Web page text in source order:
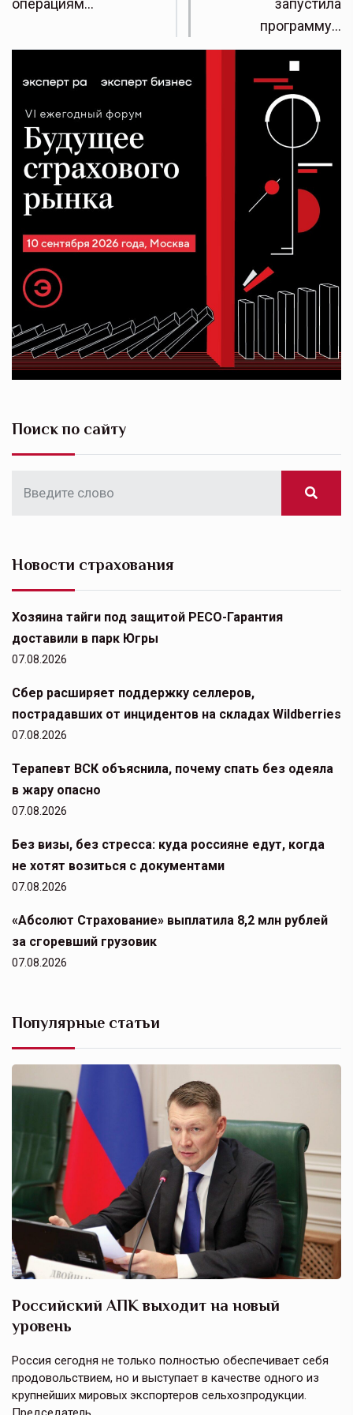
операциям…
запустила
программу…
Поиск по сайту
Новости страхования
Хозяина тайги под защитой РЕСО-Гарантия
доставили в парк Югры
07.08.2026
Сбер расширяет поддержку селлеров,
пострадавших от инцидентов на складах Wildberries
07.08.2026
Терапевт ВСК объяснила, почему спать без одеяла
в жару опасно
07.08.2026
Без визы, без стресса: куда россияне едут, когда
не хотят возиться с документами
07.08.2026
«Абсолют Страхование» выплатила 8,2 млн рублей
за сгоревший грузовик
07.08.2026
Популярные статьи
Российский АПК выходит на новый
уровень
Россия сегодня не только полностью обеспечивает себя
продовольствием, но и выступает в качестве одного из
крупнейших мировых экспортеров сельхозпродукции.